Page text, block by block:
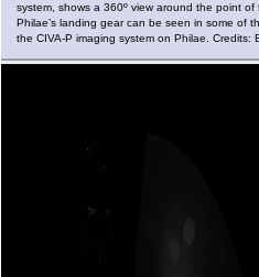
system, shows a 360º view around the point
Philae’s landing gear can be seen in some of
the CIVA-P imaging system on Philae. Credits: